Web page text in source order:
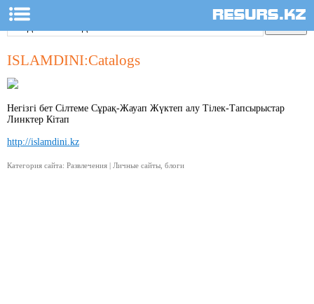
ISLAMDINI:Catalogs
Негізгі бет Cілтеме Сұрақ-Жауап Жүктеп алу Тілек-Тапсырыстар
Линктер Кітап
http://islamdini.kz
Категория сайта: Развлечения | Личные сайты, блоги